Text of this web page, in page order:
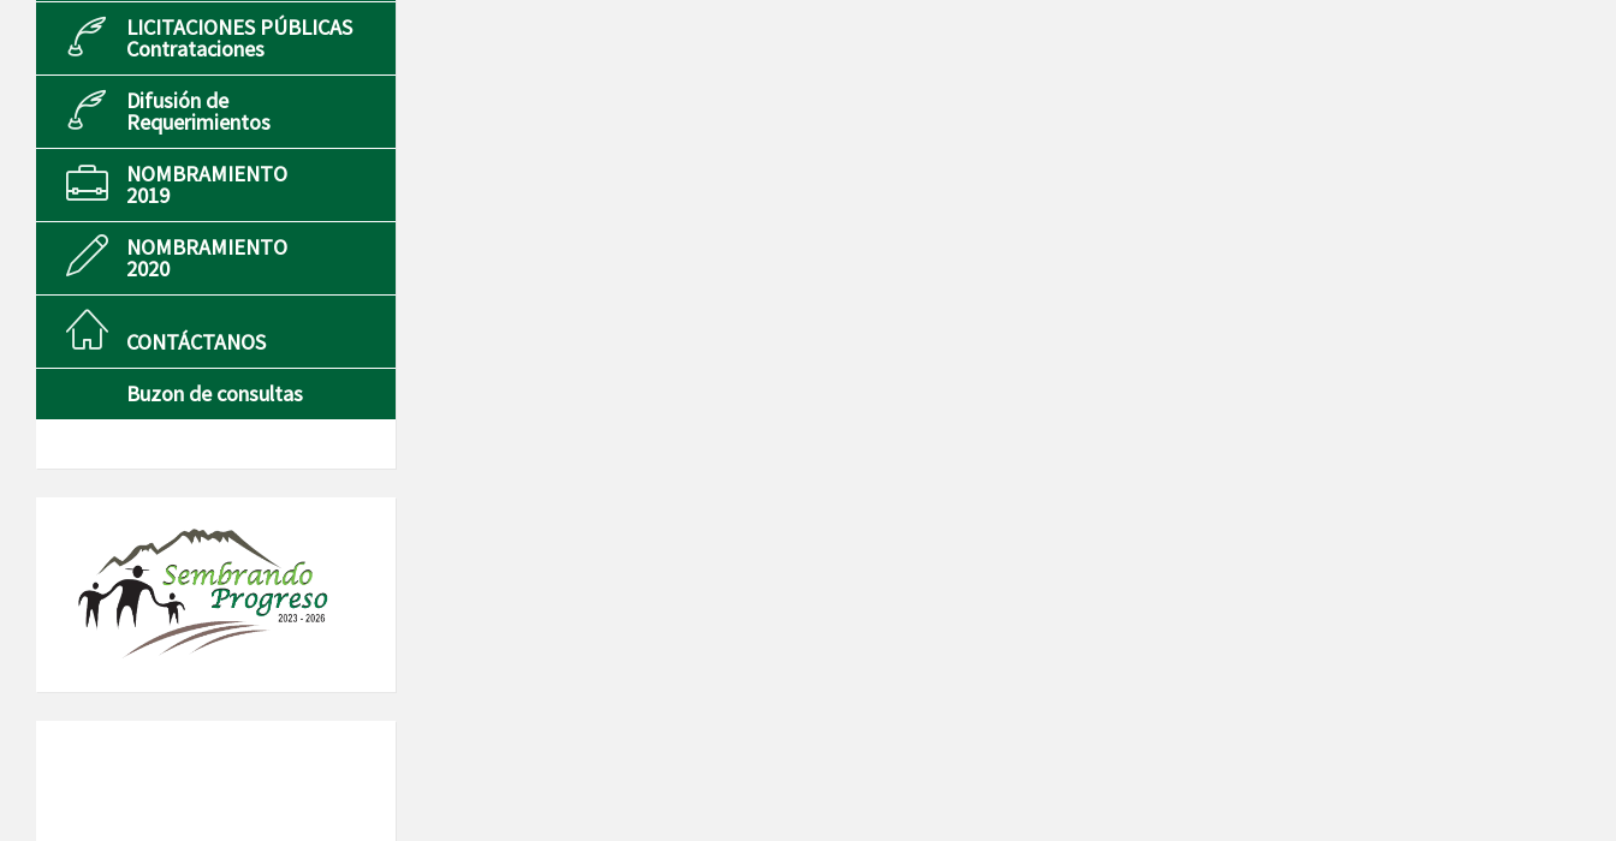
LICITACIONES PÚBLICAS
Contrataciones
Difusión de
Requerimientos
NOMBRAMIENTO
2019
NOMBRAMIENTO
2020
CONTÁCTANOS
Buzon de consultas